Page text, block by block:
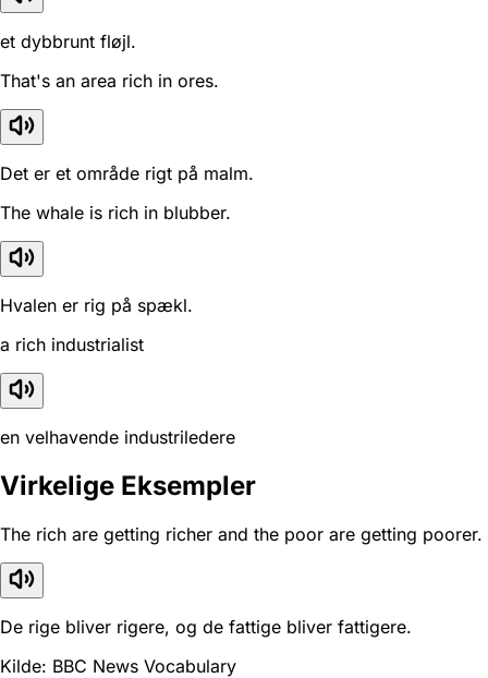
et dybbrunt fløjl.
That's an area rich in ores.
Det er et område rigt på malm.
The whale is rich in blubber.
Hvalen er rig på spækl.
a rich industrialist
en velhavende industriledere
Virkelige Eksempler
The rich are getting richer and the poor are getting poorer.
De rige bliver rigere, og de fattige bliver fattigere.
Kilde: BBC News Vocabulary